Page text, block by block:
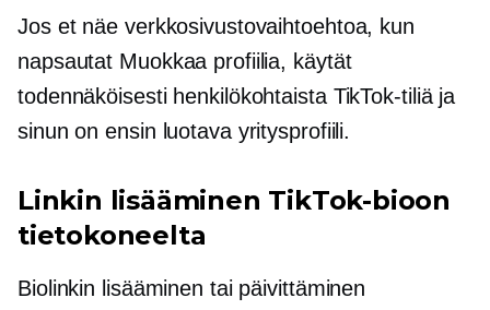
Jos et näe verkkosivustovaihtoehtoa, kun
napsautat Muokkaa profiilia, käytät
todennäköisesti henkilökohtaista TikTok-tiliä ja
sinun on ensin luotava yritysprofiili.
Linkin lisääminen TikTok-bioon
tietokoneelta
Biolinkin lisääminen tai päivittäminen